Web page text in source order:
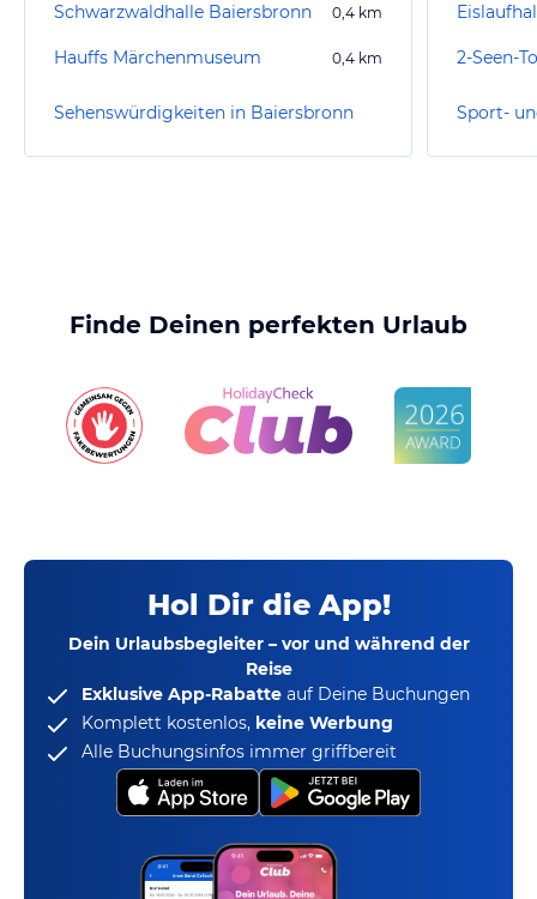
Schwarzwaldhalle Baiersbronn 0,4 km
Hauffs Märchenmuseum 0,4 km
Sehenswürdigkeiten in Baiersbronn
2-Seen-
Finde Deinen perfekten Urlaub
Hol Dir die App!
Dein Urlaubsbegleiter – vor und während der
Reise
Exklusive App-Rabatte auf Deine Buchungen
Komplett kostenlos, keine Werbung
Alle Buchungsinfos immer griffbereit